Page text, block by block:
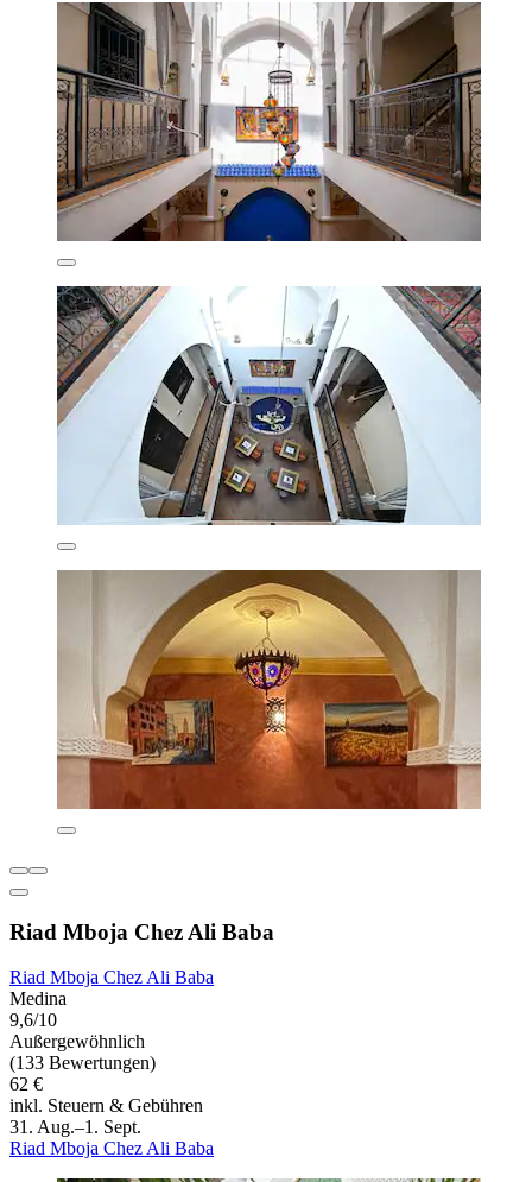
Riad Mboja Chez Ali Baba
Riad Mboja Chez Ali Baba
Medina
9,6/10
Außergewöhnlich
(133 Bewertungen)
62 €
inkl. Steuern & Gebühren
31. Aug.–1. Sept.
Riad Mboja Chez Ali Baba